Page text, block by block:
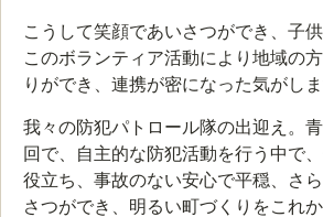
こうして笑顔であいさつができ、子
このボランティア活動により地域の
りができ、連携が密になった気がしま
我々の防犯パトロール隊の出迎え。
回で、自主的な防犯活動を行う中で
役立ち、事故のない安心で平穏、さ
さつができ、明るい町づくりをこれ